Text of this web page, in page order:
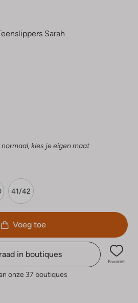
Sarah
kies je eigen maat
41/42
Voeg toe
in boutiques
Favoriet
onze 37 boutiques